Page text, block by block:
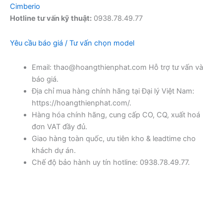
Cimberio
Hotline tư vấn kỹ thuật: 0938.78.49.77
Yêu cầu báo giá / Tư vấn chọn model
Email: thao@hoangthienphat.com Hỗ trợ tư vấn và
báo giá.
Địa chỉ mua hàng chính hãng tại Đại lý Việt Nam:
https://hoangthienphat.com/.
Hàng hóa chính hãng, cung cấp CO, CQ, xuất hoá
đơn VAT đầy đủ.
Giao hàng toàn quốc, ưu tiên kho & leadtime cho
khách dự án.
Chế độ bảo hành uy tín hotline: 0938.78.49.77.